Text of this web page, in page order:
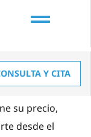
Y CITA
pene
ocultos.
su precio,
desde el